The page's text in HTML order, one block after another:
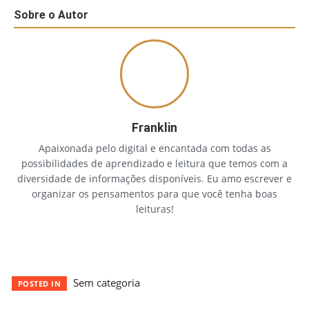
Sobre o Autor
Franklin
Apaixonada pelo digital e encantada com todas as
possibilidades de aprendizado e leitura que temos com a
diversidade de informações disponíveis. Eu amo escrever e
organizar os pensamentos para que você tenha boas
leituras!
POSTED IN Sem categoria